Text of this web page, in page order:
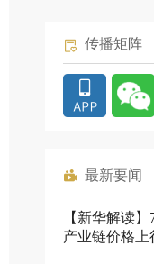
传播矩阵
最新要闻
【新华解读
产业链价格上